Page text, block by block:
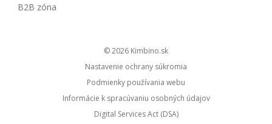
B2B zóna
© 2026
kimbino.sk
Nastavenie ochrany súkromia
Podmienky používania webu
Informácie k spracúvaniu osobných údajov
Digital Services Act (DSA)